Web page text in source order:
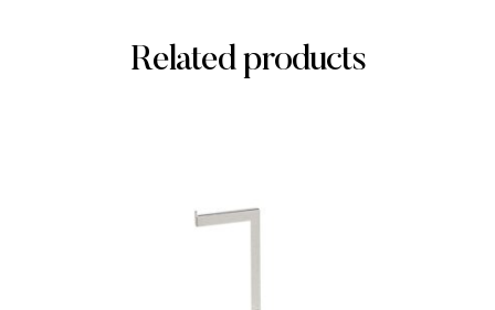
Related products